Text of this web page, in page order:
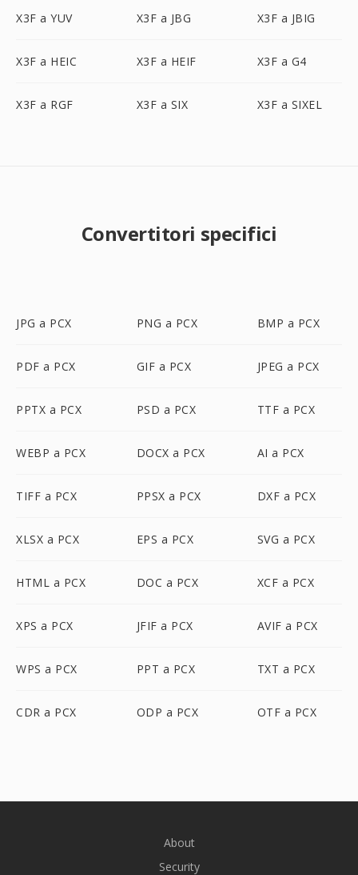
X3F a YUV X3F a JBG X3F a JBIG
X3F a HEIC X3F a HEIF X3F a G4
X3F a RGF X3F a SIX X3F a SIXEL
Convertitori specifici
JPG a PCX PNG a PCX BMP a PCX
PDF a PCX GIF a PCX JPEG a PCX
PPTX a PCX PSD a PCX TTF a PCX
WEBP a PCX DOCX a PCX AI a PCX
TIFF a PCX PPSX a PCX DXF a PCX
XLSX a PCX EPS a PCX SVG a PCX
HTML a PCX DOC a PCX XCF a PCX
XPS a PCX JFIF a PCX AVIF a PCX
WPS a PCX PPT a PCX TXT a PCX
CDR a PCX ODP a PCX OTF a PCX
About
Security